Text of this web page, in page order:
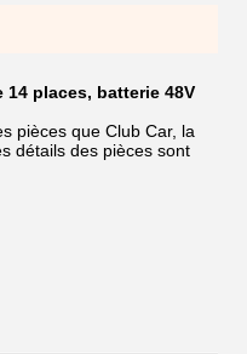
places, batterie 48V
pièces que Club Car, la
détails des pièces sont